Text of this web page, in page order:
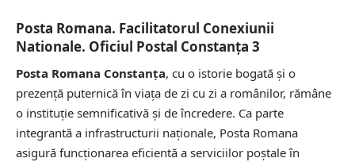
Posta Romana. Facilitatorul Conexiunii
Nationale. Oficiul Postal Constanţa 3
Posta Romana Constanţa, cu o istorie bogată și o
prezență puternică în viața de zi cu zi a românilor, rămâne
o instituție semnificativă și de încredere. Ca parte
integrantă a infrastructurii naționale, Posta Romana
asigură funcționarea eficientă a serviciilor poștale în